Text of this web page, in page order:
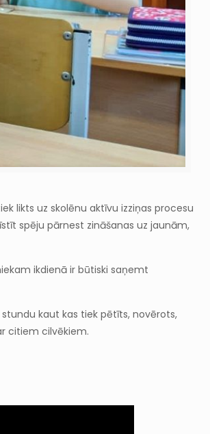
likts uz skolēnuaktīvu izziņas procesu
spēju pārnest zināšanas uz jaunām,
ikdienā ir būtiski saņemt
kaut kas tiek pētīts, novērots,
citiem cilvēkiem.